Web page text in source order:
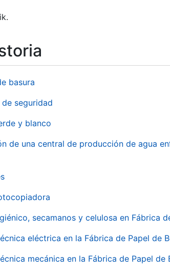
basura
seguridad
y blanco
de una central de producción de agua
secamanos y celulosa en Fábrica
eléctrica en la Fábrica de Papel de
mecánica en la Fábrica de Papel de